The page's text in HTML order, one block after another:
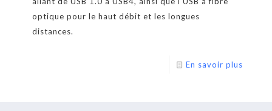
optique pour le haut débit et les longues
distances.
En savoir plus